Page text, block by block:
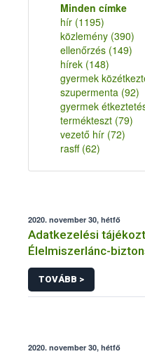
Minden címke
hír (1195)
közlemény (390)
ellenőrzés (149)
hírek (148)
gyermek
szupermenta (92)
gyermek
termékteszt (79)
vezető hír (72)
rasff (62)
2020. november 30, hétfő
Adatkezelési
Élelmiszerlánc-
történő
adatkezelések
TOVÁBB >
2020. november 30, hétfő